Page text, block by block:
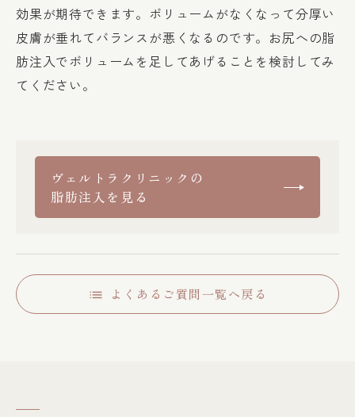
効果が期待できます。ボリュームがなくなって分厚い
皮膚が垂れてバランスが悪くなるのです。お尻への脂
肪注入でボリュームを足してあげることを検討してみ
てください。
ヴェルトラクリニックの
脂肪注入を見る
よくあるご質問一覧へ戻る